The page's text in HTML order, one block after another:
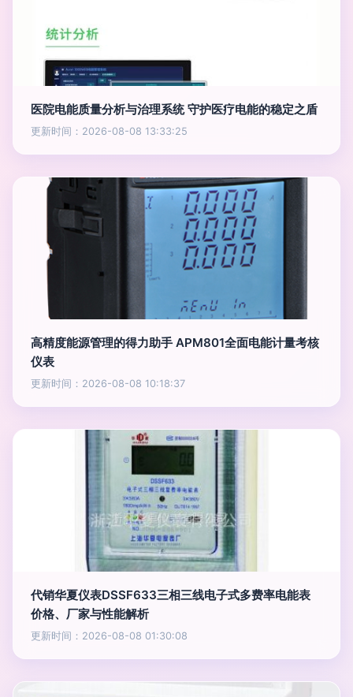
医院电能质量分析与治理系统 守护医疗电能的稳定之盾
更新时间：2026-08-08 13:33:25
高精度能源管理的得力助手 APM801全面电能计量考核
仪表
更新时间：2026-08-08 10:18:37
代销华夏仪表DSSF633三相三线电子式多费率电能表
价格、厂家与性能解析
更新时间：2026-08-08 01:30:08